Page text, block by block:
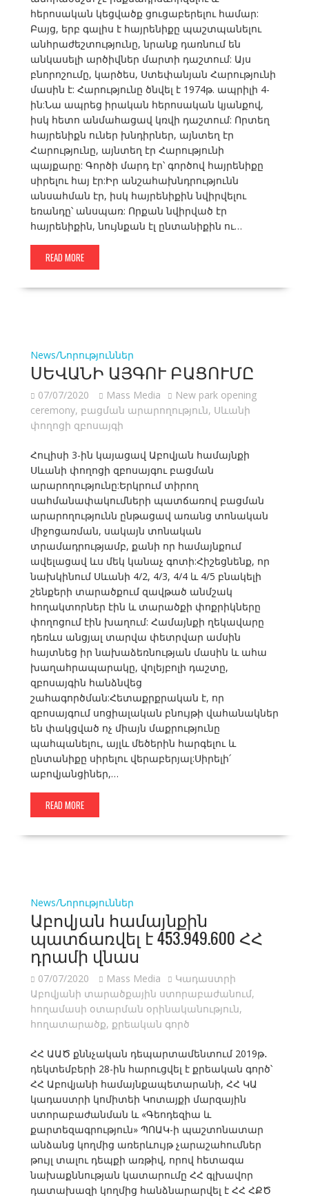
հերոսական կեցվածք ցուցաբերելու համար:
Բայց, երբ գալիս է հայրենիքը պաշտպանելու
անհրաժեշտությունը, նրանք դառնում են
անկասելի արծիվներ մարտի դաշտում: Այս
բնորոշումը, կարծես, Ստեփանյան Հարությունի
մասին է: Հարությունը ծնվել է 1974թ. ապրիլի 4-
ին:Նա ապրեց իրական հերոսական կյանքով,
իսկ հետո անմահացավ կռվի դաշտում: Որտեղ
հայրենիքն ուներ խնդիրներ, այնտեղ էր
Հարությունը, այնտեղ էր Հարությունի
պայքարը: Գործի մարդ էր՝ գործով հայրենիքը
սիրելու հայ էր:Իր անշահախնդրությունն
անսահման էր, իսկ հայրենիքին նվիրվելու
եռանդը՝ անսպառ: Որքան նվիրված էր
հայրենիքին, նույնքան էլ ընտանիքին ու…
READ MORE
News/Նորություններ
ՍԵՎԱՆԻ ԱՅԳՈՒ ԲԱՑՈՒՄԸ
07/07/2020 Mass Media
New park opening
ceremony, բացման արարողություն, Սևանի
փողոցի զբոսայգի
Հուլիսի 3-ին կայացավ Աբովյան համայնքի
Սևանի փողոցի զբոսայգու բացման
արարողությունը:Երկրում տիրող
սահմանափակումների պատճառով բացման
արարողությունն ընթացավ առանց տոնական
միջոցառման, սակայն տոնական
տրամադրությամբ, քանի որ համայնքում
ավելացավ ևս մեկ կանաչ գոտի:Հիշեցնենք, որ
նախկինում Սևանի 4/2, 4/3, 4/4 և 4/5 բնակելի
շենքերի տարածքում զավթած անմշակ
հողակտորներ էին և տարածքի փոքրիկները
փողոցում էին խաղում: Համայնքի ղեկավարը
դեռևս անցյալ տարվա փետրվար ամսին
հայտնեց իր նախաձեռնության մասին և ահա
խաղահրապարակը, վոլեյբոլի դաշտը,
զբոսայգին հանձնվեց
շահագործման:Հետաքրքրական է, որ
զբոսայգում սոցիալական բնույթի վահանակներ
են փակցված ոչ միայն մաքրությունը
պահպանելու, այլև մեծերին հարգելու և
ընտանիքը սիրելու վերաբերյալ:Սիրելի՛
աբովյանցիներ,…
READ MORE
News/Նորություններ
Աբովյան համայնքին
պատճառվել է 453.949.600 ՀՀ
դրամի վնաս
07/07/2020 Mass Media
Կադաստրի
Աբովյանի տարածքային ստորաբաժանում,
հողամասի օտարման օրինականություն,
հողատարածք, քրեական գործ
ՀՀ ԱԱԾ քննչական դեպարտամենտում 2019թ․
դեկտեմբերի 28-ին հարուցվել է քրեական գործ՝
ՀՀ Աբովյանի համայնքապետարանի, ՀՀ ԿԱ
կադաստրի կոմիտեի Կոտայքի մարզային
ստորաբաժանման և «Գեոդեզիա և
քարտեզագրություն» ՊՈԱԿ-ի պաշտոնատար
անձանց կողմից առերևույթ չարաշահումներ
թույլ տալու դեպքի առթիվ, որով հետագա
նախաքննության կատարումը ՀՀ գլխավոր
դատախազի կողմից հանձնարարվել է ՀՀ ՀՔԾ